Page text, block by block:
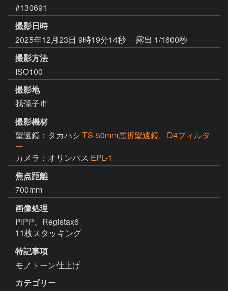
#130691
撮影日時
2025年12月23日 9時19分14秒
露出 1/1600秒
撮影方法
ISO100
撮影地
我孫子市
撮影機材
望遠鏡：タカハシ TS-50mm屈折望遠鏡 D4フィルタ
ー
カメラ：オリンパス EPL-1
焦点距離
700mm
画像処理
PIPP、Registax6
11枚スタッキング
特記事項
モノトーン仕上げ
カテゴリー